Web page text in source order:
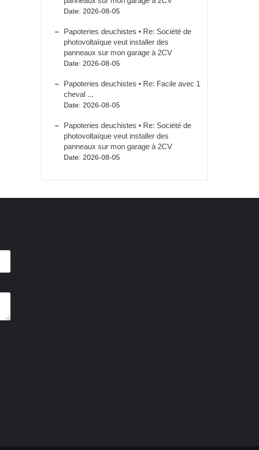
Date: 2026-08-05
Papoteries deuchistes • Re: Société de
photovoltaïque veut installer des
panneaux sur mon garage à 2CV
Date: 2026-08-05
Papoteries deuchistes • Re: Facile avec 1
cheval ...
Date: 2026-08-05
Papoteries deuchistes • Re: Société de
photovoltaïque veut installer des
panneaux sur mon garage à 2CV
Date: 2026-08-05